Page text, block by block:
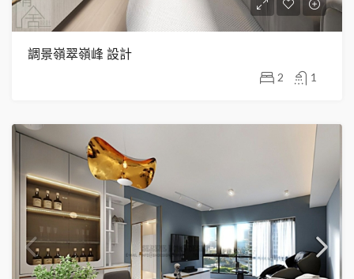
調景嶺翠嶺峰 設計
2 1